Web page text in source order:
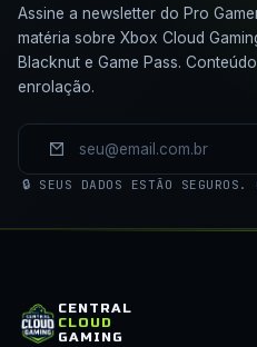
Assine a newsletter do Pro
matéria sobre Xbox Cloud
Blacknut e Game Pass.
enrolação.
🔒 SEUS DADOS ESTÃO SEGUROS.
CENTRAL
CLOUD
GAMING